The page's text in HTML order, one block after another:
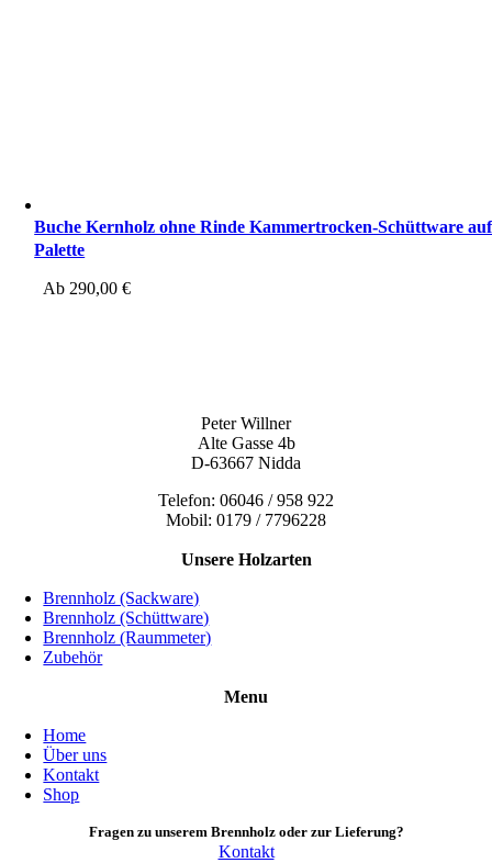
Buche Kernholz ohne Rinde Kammertrocken-Schüttware auf
Palette
Ab 290,00€
Peter Willner
Alte Gasse 4b
D-63667 Nidda
Telefon: 06046 / 958 922
Mobil: 0179 / 7796228
Unsere Holzarten
Brennholz (Sackware)
Brennholz (Schüttware)
Brennholz (Raummeter)
Zubehör
Menu
Home
Über uns
Kontakt
Shop
Fragen zu unserem Brennholz oder zur Lieferung?
Kontakt